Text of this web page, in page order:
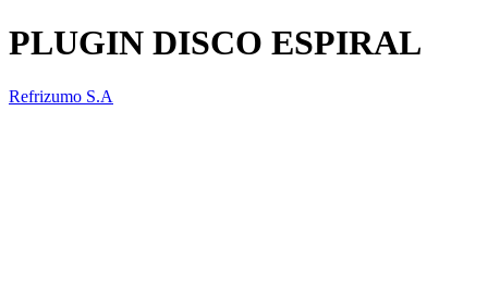
PLUGIN DISCO ESPIRAL
Refrizumo S.A